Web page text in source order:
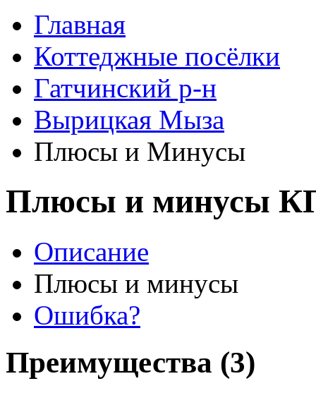
Главная
Коттеджные посёлки
Гатчинский р-н
Вырицкая Мыза
Плюсы и Минусы
Плюсы и минусы
Описание
Плюсы и минусы
Ошибка?
Преимущества (3)